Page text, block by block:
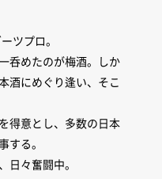
ツプロ。
呑めたのが梅酒。しか
酒にめぐり逢い、そこ
得意とし、多数の日本
する。
日々奮闘中。